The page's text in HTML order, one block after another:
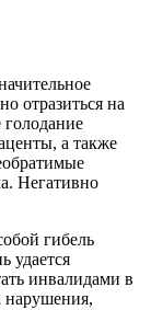
отразиться на
а также
Негативно
гибель
удается
инвалидами в
нарушения,